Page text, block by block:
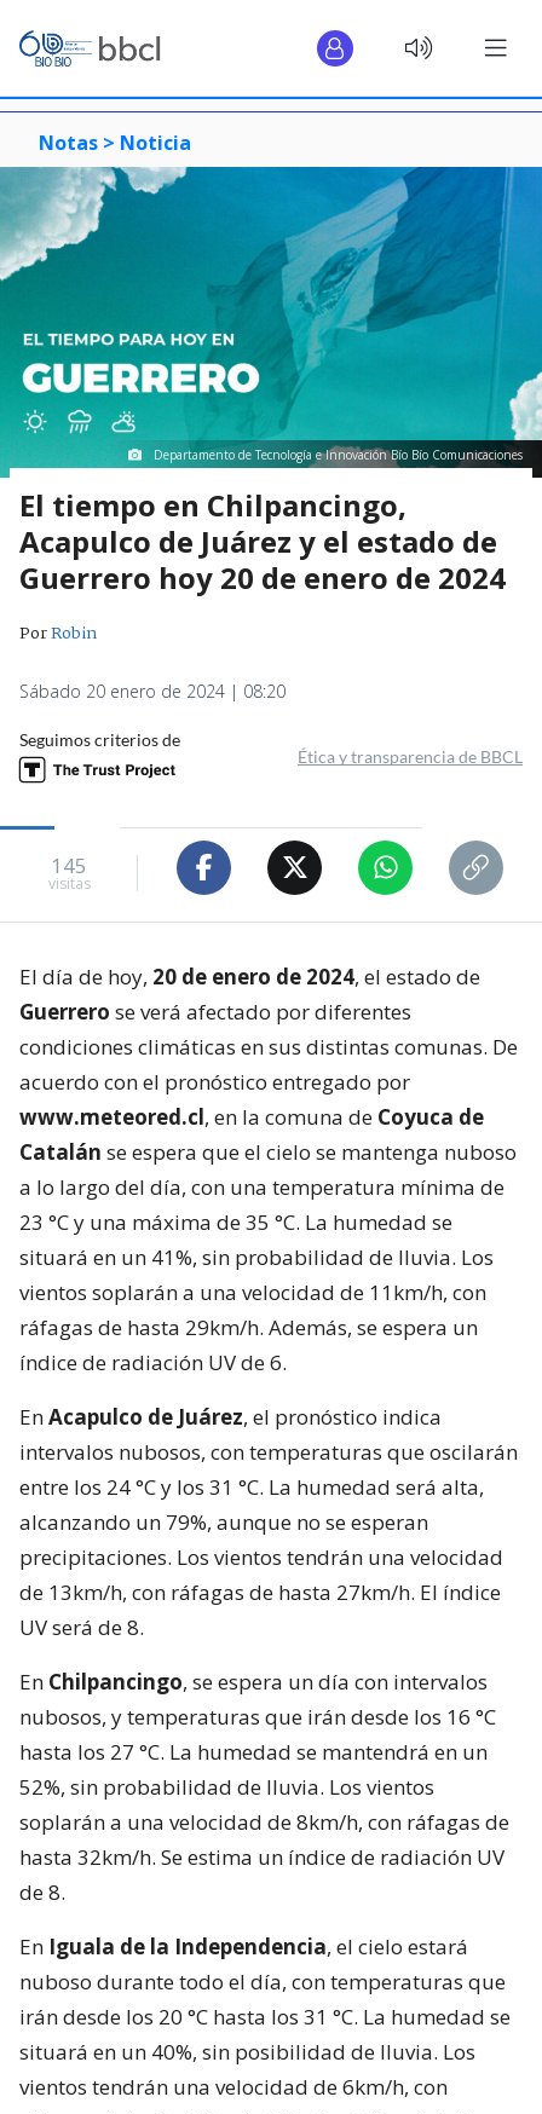
Notas > Noticia
Departamento de Tecnología e Innovación Bío Bío Comunicaciones
El tiempo en Chilpancingo,
Acapulco de Juárez y el estado de
Guerrero hoy 20 de enero de 2024
PorRobin
Sábado 20 enero de 2024 | 08:20
Seguimos criterios de
Ética y transparencia de BBCL
145
visitas
El día de hoy, 20 de enero de 2024, el estado de
Guerrero se verá afectado por diferentes
condiciones climáticas en sus distintas comunas. De
acuerdo con el pronóstico entregado por
www.meteored.cl, en la comuna de Coyuca de
Catalán se espera que el cielo se mantenga nuboso
a lo largo del día, con una temperatura mínima de
23 °C y una máxima de 35 °C. La humedad se
situará en un 41%, sin probabilidad de lluvia. Los
vientos soplarán a una velocidad de 11km/h, con
ráfagas de hasta 29km/h. Además, se espera un
índice de radiación UV de 6.
EnAcapulco de Juárez, el pronóstico indica
intervalos nubosos, con temperaturas que oscilarán
entre los 24 °C y los 31 °C. La humedad será alta,
alcanzando un 79%, aunque no se esperan
precipitaciones. Los vientos tendrán una velocidad
de 13km/h, con ráfagas de hasta 27km/h. El índice
UV será de 8.
En Chilpancingo, se espera un día con intervalos
nubosos, y temperaturas que irán desde los 16 °C
hasta los 27 °C. La humedad se mantendrá en un
52%, sin probabilidad de lluvia. Los vientos
soplarán a una velocidad de 8km/h, con ráfagas de
hasta 32km/h. Se estima un índice de radiación UV
de 8.
En Iguala de la Independencia, el cielo estará
nuboso durante todo el día, con temperaturas que
irán desde los 20 °C hasta los 31 °C. La humedad se
situará en un 40%, sin posibilidad de lluvia. Los
vientos tendrán una velocidad de 6km/h, con